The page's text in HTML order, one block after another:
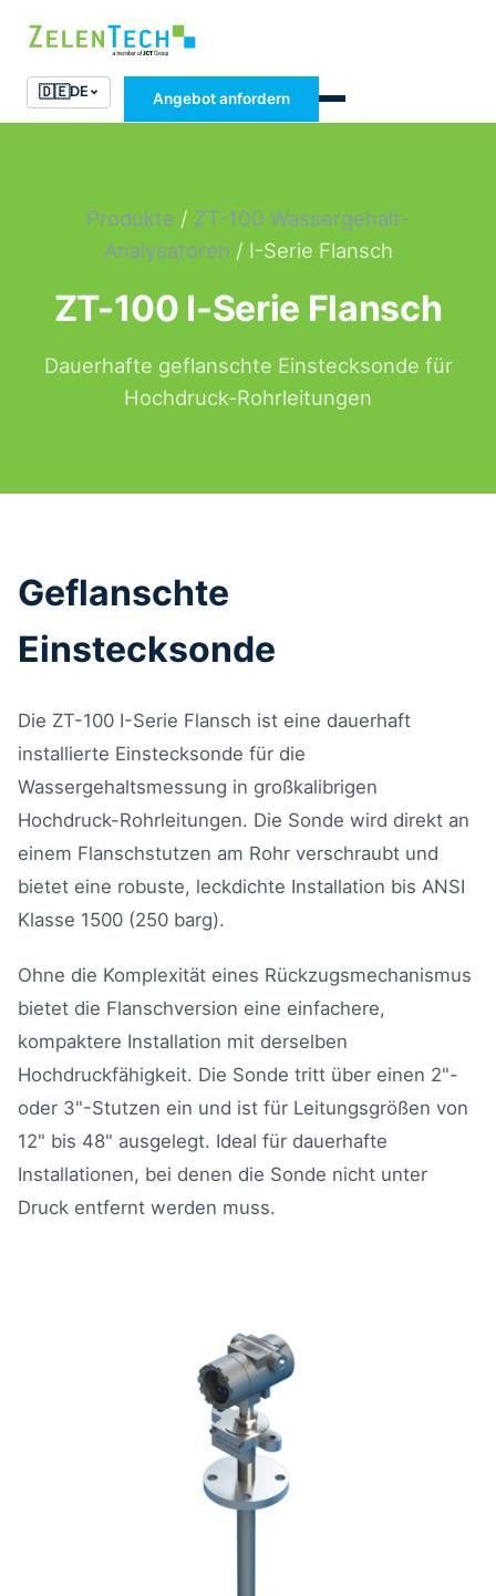
🇩🇪DE Angebot anfordern
Produkte / ZT-100 Wassergehalt-
Analysatoren / I-Serie Flansch
ZT-100 I-Serie Flansch
Dauerhafte geflanschte Einstecksonde für
Hochdruck-Rohrleitungen
Geflanschte
Einstecksonde
Die ZT-100 I-Serie Flansch ist eine dauerhaft
installierte Einstecksonde für die
Wassergehaltsmessung in großkalibrigen
Hochdruck-Rohrleitungen. Die Sonde wird direkt an
einem Flanschstutzen am Rohr verschraubt und
bietet eine robuste, leckdichte Installation bis ANSI
Klasse 1500 (250 barg).
Ohne die Komplexität eines Rückzugsmechanismus
bietet die Flanschversion eine einfachere,
kompaktere Installation mit derselben
Hochdruckfähigkeit. Die Sonde tritt über einen 2"-
oder 3"-Stutzen ein und ist für Leitungsgrößen von
12" bis 48" ausgelegt. Ideal für dauerhafte
Installationen, bei denen die Sonde nicht unter
Druck entfernt werden muss.